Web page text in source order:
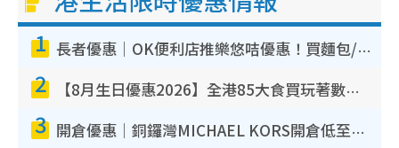
1 長者優惠｜OK便利店推樂悠咭優惠！買麵包/牛奶/保健品拍卡即減
2 【8月生日優惠2026】全港85大食買玩著數攻略 自助餐/火鍋放題同行免費＋誠品/DONKI送現金券
3 開倉優惠｜銅鑼灣MICHAEL KORS開倉低至17折！直擊$500起買手袋/銀包/鞋款 必買經典Jet Set系列